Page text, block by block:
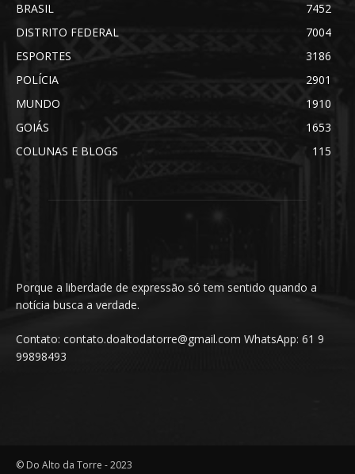
BRASIL
7452
DISTRITO FEDERAL
7004
ESPORTES
3186
POLÍCIA
2901
MUNDO
1910
GOIÁS
1653
COLUNAS E BLOGS
115
Porque a liberdade de expressão só tem sentido quando a
notícia busca a verdade.
Contato: contato.doaltodatorre@gmail.com WhatsApp: 61 9
99898493
© Do Alto da Torre - 2023